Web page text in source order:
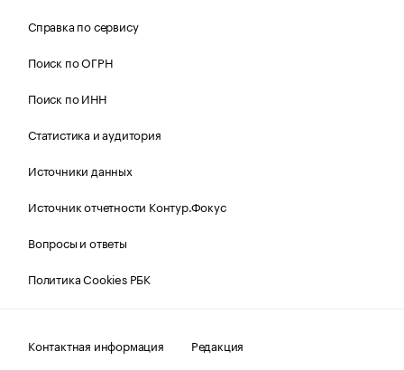
Справка по сервису
Поиск по ОГРН
Поиск по ИНН
Статистика и аудитория
Источники данных
Источник отчетности Контур.Фокус
Вопросы и ответы
Политика Cookies РБК
Контактная информация Редакция